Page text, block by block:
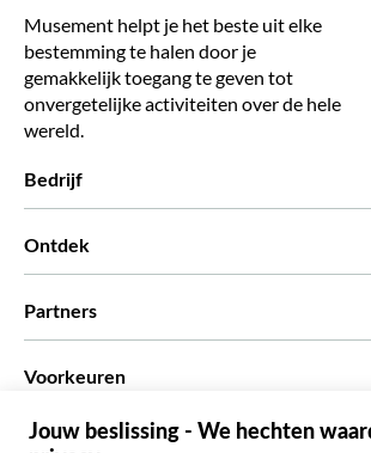
Musement helpt je het beste uit elke
bestemming te halen door je
gemakkelijk toegang te geven tot
onvergetelijke activiteiten over de hele
wereld.
Bedrijf
Ontdek
Partners
Persoonlijke Travelagents
Voorkeuren
Nederlands